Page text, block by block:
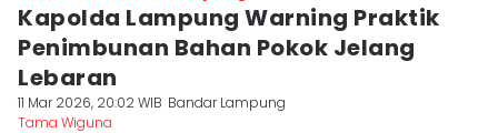
Kapolda Lampung Warning Praktik
Penimbunan Bahan Pokok Jelang
Lebaran
11 Mar 2026, 20:02 WIB Bandar Lampung
Tama Wiguna